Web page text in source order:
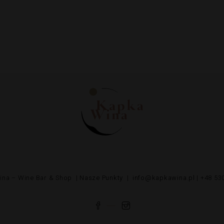
Nasze Punkty info@kapkawina.pl